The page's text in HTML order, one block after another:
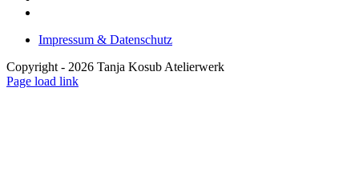
Impressum & Datenschutz
Copyright - 2026 Tanja Kosub Atelierwerk
Page load link